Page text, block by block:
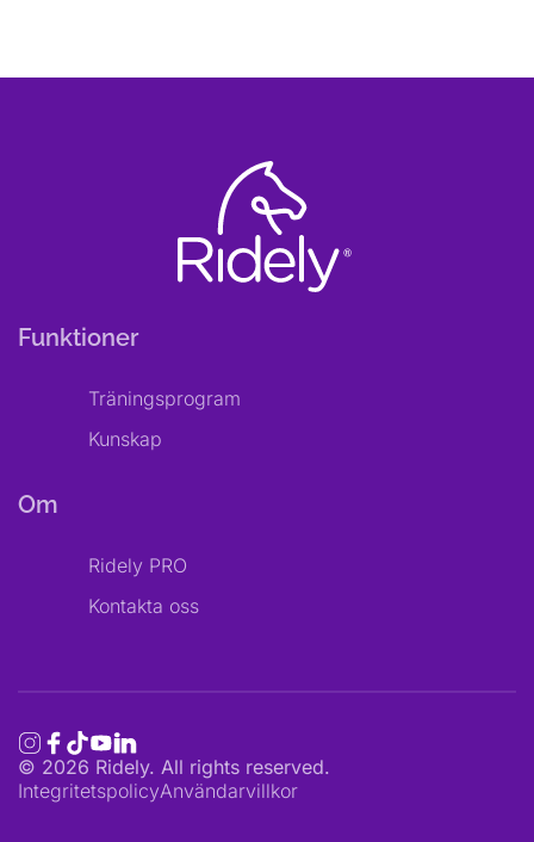
Funktioner
Träningsprogram
Kunskap
Om
Ridely PRO
Kontakta oss
© 2026 Ridely. All rights reserved.
IntegritetspolicyAnvändarvillkor